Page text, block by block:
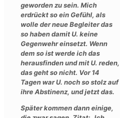
geworden zu sein. Mich
erdrückt so ein Gefühl, als
wolle der neue Begleiter das
so haben damit U. keine
Gegenwehr einsetzt. Wenn
dem so ist werde ich das
herausfinden und mit U. reden,
das geht so nicht. Vor 14
Tagen war U. noch so stolz auf
ihre Abstinenz, und jetzt das.
Später kommen dann einige,